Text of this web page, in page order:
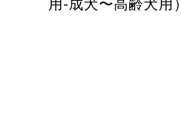
用-成犬〜高齢犬用）